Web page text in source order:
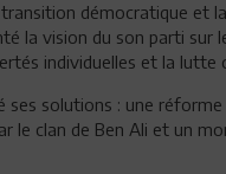
démocratique et
la vision du son parti sur
individuelles et la lutte
ses solutions : une
le clan de Ben Ali et un